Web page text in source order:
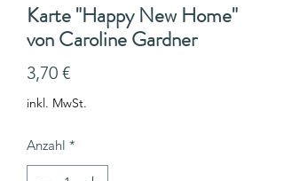
Karte "Happy New Home"
von Caroline Gardner
3,70 €Preis
inkl. MwSt.
Anzahl *